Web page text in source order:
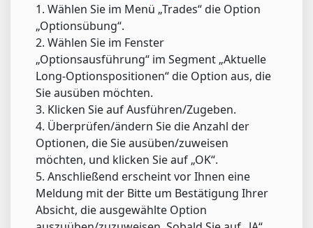
1. Wählen Sie im Menü „Trades“ die Option
„Optionsübung“.
2. Wählen Sie im Fenster
„Optionsausführung“ im Segment „Aktuelle
Long-Optionspositionen“ die Option aus, die
Sie ausüben möchten.
3. Klicken Sie auf Ausführen/Zugeben.
4. Überprüfen/ändern Sie die Anzahl der
Optionen, die Sie ausüben/zuweisen
möchten, und klicken Sie auf „OK“.
5. Anschließend erscheint vor Ihnen eine
Meldung mit der Bitte um Bestätigung Ihrer
Absicht, die ausgewählte Option